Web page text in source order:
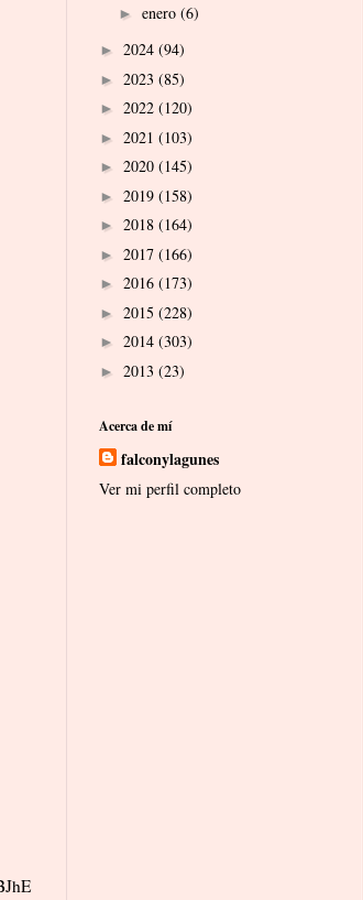
► enero (6)
► 2024 (94)
► 2023 (85)
► 2022 (120)
► 2021 (103)
► 2020 (145)
► 2019 (158)
► 2018 (164)
► 2017 (166)
► 2016 (173)
► 2015 (228)
► 2014 (303)
► 2013 (23)
Acerca de mí
falconylagunes
Ver mi perfil completo